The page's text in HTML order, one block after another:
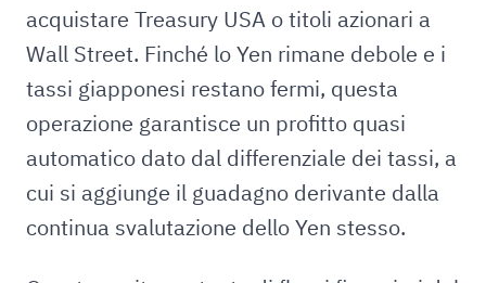
acquistare Treasury USA o titoli azionari a
Wall Street. Finché lo Yen rimane debole e i
tassi giapponesi restano fermi, questa
operazione garantisce un profitto quasi
automatico dato dal differenziale dei tassi, a
cui si aggiunge il guadagno derivante dalla
continua svalutazione dello Yen stesso.